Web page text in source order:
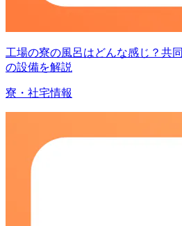
工場の寮の風呂はどんな感じ？共
の設備を解説
寮・社宅情報